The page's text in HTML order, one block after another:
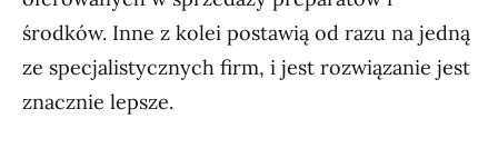
środków. Inne z kolei postawią od razu na jedną
ze specjalistycznych firm, i jest rozwiązanie jest
znacznie lepsze.